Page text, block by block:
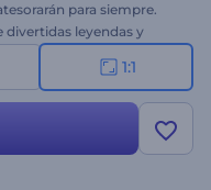
para siempre.
divertidas leyendas y
acompañados de una
para compartir con
sonrisa en el rostro de
1:1